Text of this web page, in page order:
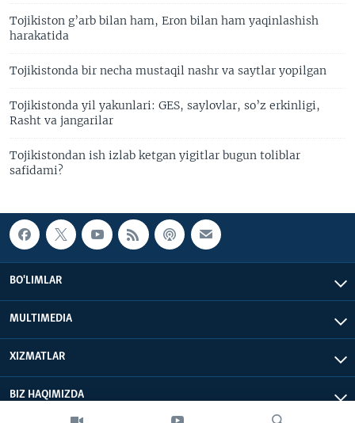
Tojikiston g’arb bilan ham, Eron bilan ham yaqinlashish
harakatida
Tojikistonda bir necha mustaqil nashr va saytlar yopilgan
Tojikistonda yil yakunlari: GES, saylovlar, so’z erkinligi,
Rasht va jangarilar
Tojikistondan ish izlab ketgan yigitlar bugun toliblar
safidami?
BO'LIMLAR
MULTIMEDIA
XIZMATLAR
BIZ HAQIMIZDA